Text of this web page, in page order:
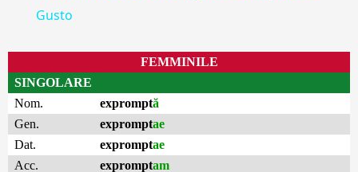
Gusto
FEMMINILE
SINGOLARE
Nom.
expromptă
Gen.
expromptae
Dat.
expromptae
Acc.
expromptam